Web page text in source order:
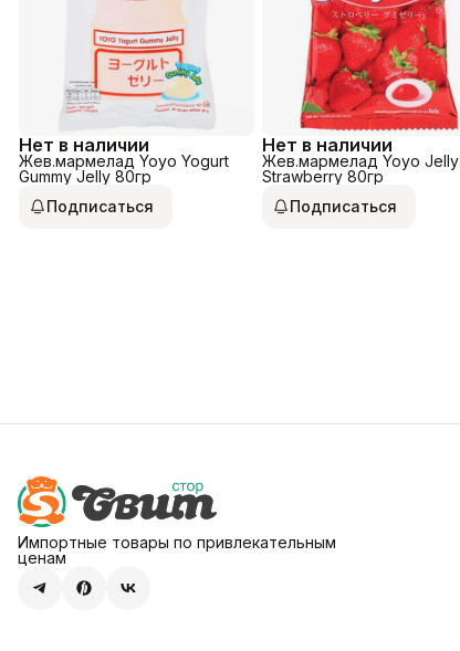
Нет в наличии
Жев.мармелад Yoyo Yogurt
Gummy Jelly 80гр
Подписаться
Нет в наличии
Жев.мармелад Yoyo Jelly
Strawberry 80гр
Подписаться
Импортные товары по привлекательным
ценам